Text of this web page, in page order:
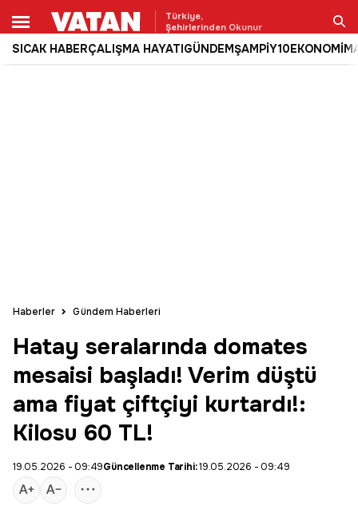
Türkiye,
Şehirlerinden Okunur
SICAK HABERÇALIŞMA HAYATIGÜNDEMŞAMPİY10EKONOMİ
Ara
Haberler Gündem Haberleri
Hatay seralarında domates
mesaisi başladı! Verim düştü
ama fiyat çiftçiyi kurtardı!:
Kilosu 60 TL!
19.05.2026 - 09:49Güncellenme Tarihi:19.05.2026 - 09:49